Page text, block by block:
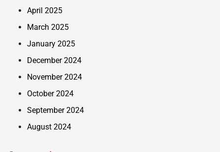
April 2025
March 2025
January 2025
December 2024
November 2024
October 2024
September 2024
August 2024